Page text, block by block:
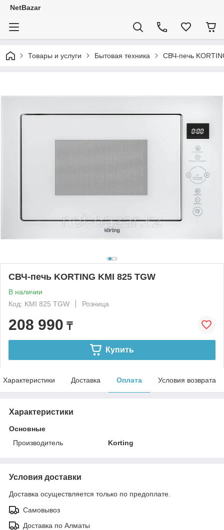
NetBazar
Товары и услуги Бытовая техника СВЧ-печь
СВЧ-печь KORTING KMI 825 TGW
В наличии
Код: KMI 825 TGW
Розница
208 990 ₸
Купить
Характеристики Доставка Оплата Условия возврата
Характеристики
Основные
Производитель
Korting
Условия доставки
Доставка осуществляется только по предоплате.
Самовывоз
Доставка по Алматы